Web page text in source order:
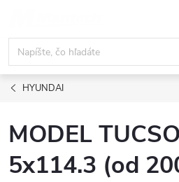
obsah
HYUNDAI
MODEL
5x114.3 (od